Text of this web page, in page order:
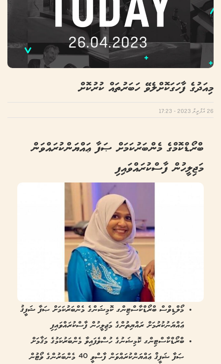
މިއަދުގެ ފާހަގަކޮށްލެވޭ ހަބަރުތައް ކުރުކޮށް
26 އެޕްރީލް 2023 - 17:23
ބްރޯޑްކޮމްގެ މެންބަރުކަމަށް ޞަފާ ޢައްޔަންކުރައްވަން
މަޖިލީހުން ފާސްކުރައްވައިފި
މޯލްޑިވްސް ބްރޯޑްކާސްޓިންގ ކޮމިޝަންގެ މެންބަރުކަމަށް ޞަފާ ޝަފީޤު
ޢައްޔަނުކުރުމަށް ރައްޔިތުންގެ މަޖިލީހުން ފާސްކުރައްވައިފި
ބްރޯޑްކާސްޓިންގ ކޮމިޝަނުގެ ހުސްވެފައިވާ މެންބަރުކަމުގެ މަޤާމަށް
ޞަފާ ޝަފީޤް ޢައްޔަންކުރައްވަން ފާސްވީ 40 މެންބަރުންގެ ވޯޓުން